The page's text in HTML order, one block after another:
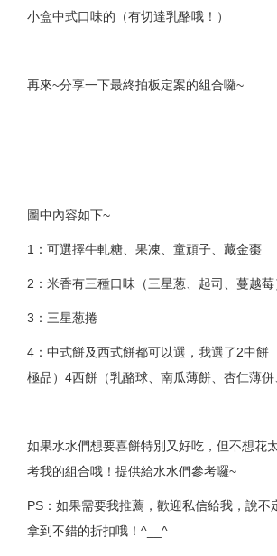
小盒中式口味的（有切達乳酪哦！）
再來~分享一下最終拍板定案的組合囉~
圖中內容如下~
1：可選擇牛軋糖、果凍、童頑子、藏金棗
2：米香有三種口味（三星葱、起司、蔓越莓
3：三星葱捲
4：中式餅及西式餅都可以選，我選了2中餅
極品）4西餅（乳酪球、南瓜薄餅、杏仁薄併
如果水水們想要喜餅特別又好吃，但不想花
考我的組合哦！提供給水水們參考囉~
PS：如果需要我推薦，歡迎私信給我，說不
拿到不錯的折扣哦！^__^